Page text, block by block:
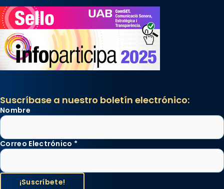
Suscríbase a nuestro boletín electrónico:
Nombre
Correo Electrónico *